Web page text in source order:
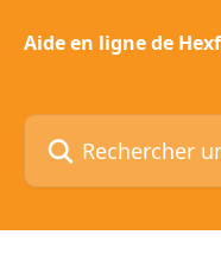
Aide en ligne de
Rechercher un article...